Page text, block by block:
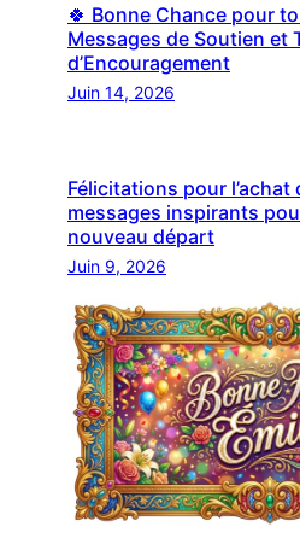
🍀 Bonne Chance pour
Messages de Soutien et
d’Encouragement
Juin 14, 2026
Félicitations pour l’achat
messages inspirants
nouveau départ
Juin 9, 2026